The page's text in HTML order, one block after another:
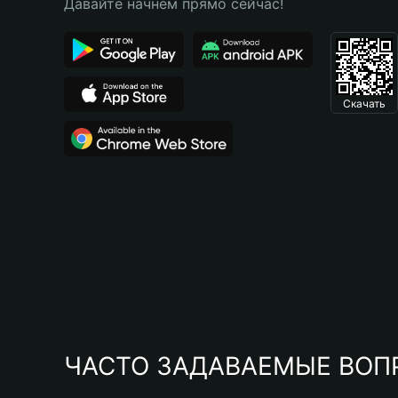
Давайте начнем прямо сейчас!
Скачать
ЧАСТО ЗАДАВАЕМЫЕ